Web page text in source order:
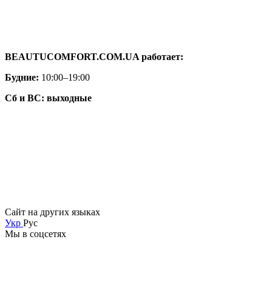
BEAUTUCOMFORT.COM.UA работает:
Будние: 10:00–19:00
Сб и ВС: выходные
Сайт на других языках
Укр Рус
Мы в соцсетях